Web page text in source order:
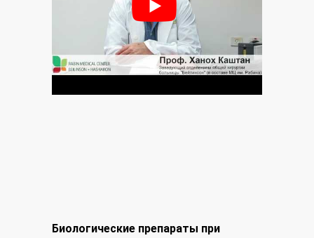
Биологические препараты при